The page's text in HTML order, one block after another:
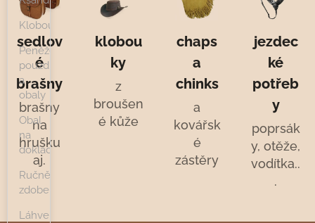
Klobouky
Peněženky,
pouzdra
a
obaly
Obal
na
doklady
Ručně
zdobené
Láhve
sedlov
é
brašny
brašny
na
hrušku
aj.
klobou
ky
z
broušen
é kůže
chaps
a
chinks
a
kovářsk
é
zástěry
jezdec
ké
potřeb
y
poprsák
y, otěže,
vodítka..
.